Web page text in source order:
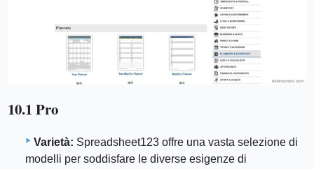
10.1 Pro
Varietà: Spreadsheet123 offre una vasta selezione di
modelli per soddisfare le diverse esigenze di